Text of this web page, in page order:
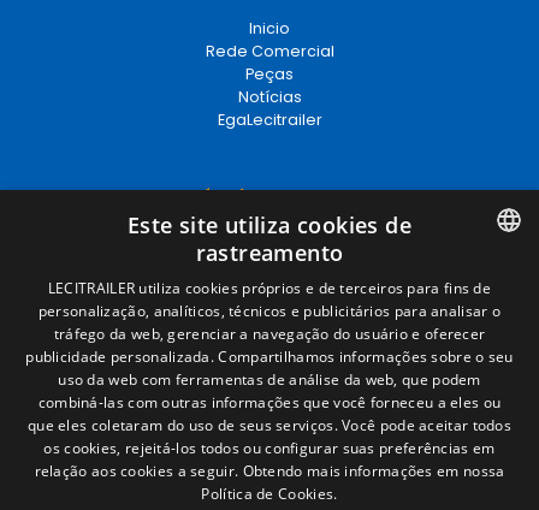
Inicio
Rede Comercial
Peças
Notícias
EgaLecitrailer
Términos legales
Aviso legal
Política de privacidade
Política de cookies
Condições Gerais de Venda
Gerenciar cookies
Contacto
Camino de los Huertos, S/N. Apdo 100
50620 - Casetas (Zaragoza) SPAIN
SPANISH
ENGLISH
FRENCH
ITALIAN
PORTUGUESE
Este site utiliza cookies de
rastreamento
LECITRAILER utiliza cookies próprios e de terceiros para fins de
personalização, analíticos, técnicos e publicitários para analisar o
tráfego da web, gerenciar a navegação do usuário e oferecer
publicidade personalizada. Compartilhamos informações sobre o seu
uso da web com ferramentas de análise da web, que podem
combiná-las com outras informações que você forneceu a eles ou
que eles coletaram do uso de seus serviços. Você pode aceitar todos
os cookies, rejeitá-los todos ou configurar suas preferências em
relação aos cookies a seguir. Obtendo mais informações em nossa
Política de Cookies.